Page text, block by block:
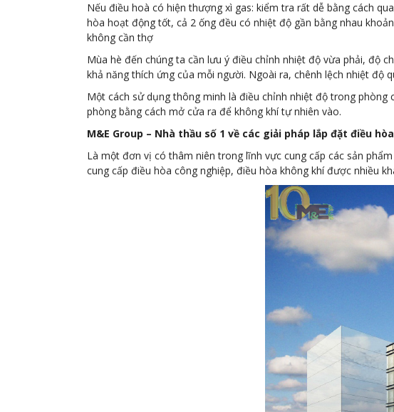
Nếu điều hoà có hiện thượng xì gas: kiểm tra rất dễ bằng cách
hòa hoạt động tốt, cả 2 ống đều có nhiệt độ gần bằng nhau
không cần thợ
Mùa hè đến chúng ta cần lưu ý điều chỉnh nhiệt độ vừa phải, độ
khả năng thích ứng của mỗi người. Ngoài ra, chênh lệch nhiệt độ
Một cách sử dụng thông minh là điều chỉnh nhiệt độ trong
phòng bằng cách mở cửa ra để không khí tự nhiên vào.
M&E Group – Nhà thầu số 1 về các giải pháp lắp đặt điều
Là một đơn vị có thâm niên trong lĩnh vực cung cấp các sản
cung cấp điều hòa công nghiệp, điều hòa không khí được nhiều